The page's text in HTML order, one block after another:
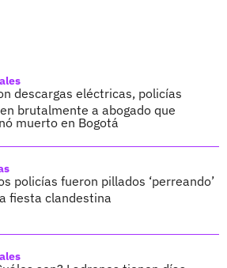
descargas eléctricas, policías
brutalmente a abogado que
muerto en Bogotá
policías fueron pillados ‘perreando’
fiesta clandestina